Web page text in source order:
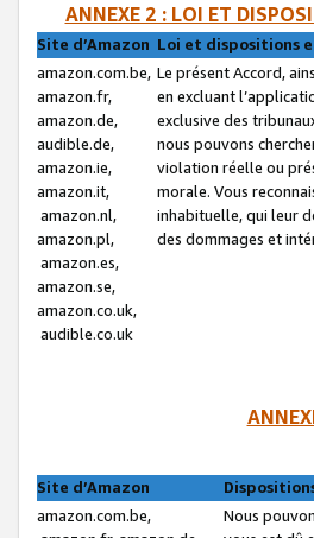
ANNEXE 2 : LOI ET
Site d’Amazon Loi et dispositions
amazon.com.be,
amazon.fr,
amazon.de,
audible.de,
amazon.ie,
amazon.it,
amazon.nl,
amazon.pl,
amazon.es,
amazon.se,
amazon.co.uk,
audible.co.uk
Le présent Accord,
en excluant
exclusive des
nous pouvons
violation réelle ou
morale. Vous
inhabituelle, qui leur
des dommages et
Site d’Amazon
amazon.com.be,
Nous